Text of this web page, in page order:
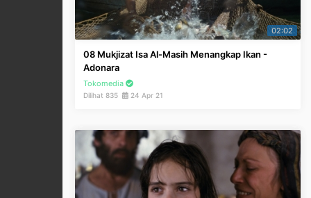
02:02
08 Mukjizat Isa Al-Masih Menangkap Ikan -
Adonara
Tokomedia
Dilihat 835 24 Apr 21